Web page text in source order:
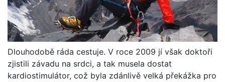
Dlouhodobě ráda cestuje. V roce 2009 jí však doktoři
zjistili závadu na srdci, a tak musela dostat
kardiostimulátor, což byla zdánlivě velká překážka pro